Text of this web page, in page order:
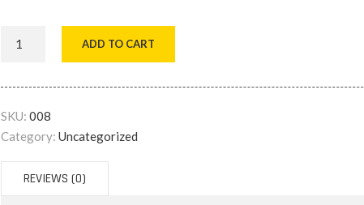
Black
Maca
黑
ADD TO CART
SKU:008
Category:Uncategorized
REVIEWS (0)